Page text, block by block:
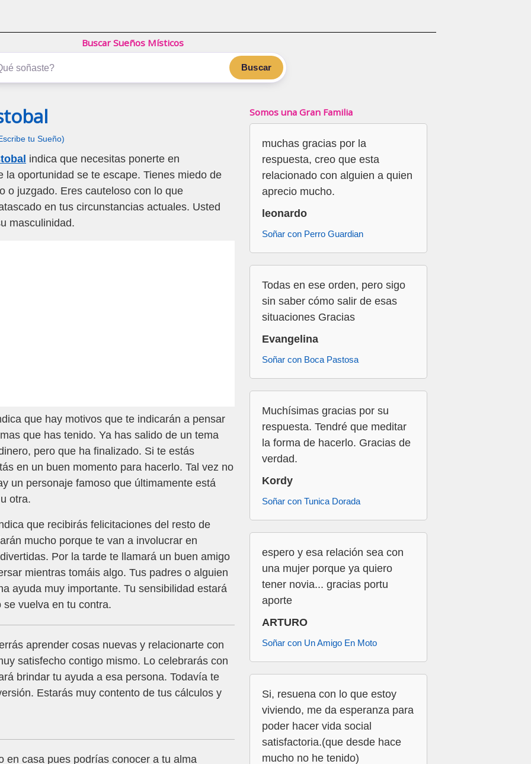
Buscar Sueños Místicos
Buscar
tu Sueño)
indica que necesitas ponerte en
la oportunidad se te escape. Tienes miedo de
o juzgado. Eres cauteloso con lo que
en tus circunstancias actuales. Usted
masculinidad.
que hay motivos que te indicarán a pensar
que has tenido. Ya has salido de un tema
pero que ha finalizado. Si te estás
en un buen momento para hacerlo. Tal vez no
un personaje famoso que últimamente está
otra.
que recibirás felicitaciones del resto de
mucho porque te van a involucrar en
Por la tarde te llamará un buen amigo
mientras tomáis algo. Tus padres o alguien
ayuda muy importante. Tu sensibilidad estará
vuelva en tu contra.
aprender cosas nuevas y relacionarte con
satisfecho contigo mismo. Lo celebrarás con
brindar tu ayuda a esa persona. Todavía te
Estarás muy contento de tus cálculos y
en casa pues podrías conocer a tu alma
Somos una Gran Familia
muchas gracias por la
respuesta, creo que esta
relacionado con alguien a quien
aprecio mucho.
leonardo
Soñar con Perro Guardian
Todas en ese orden, pero sigo
sin saber cómo salir de esas
situaciones Gracias
Evangelina
Soñar con Boca Pastosa
Muchísimas gracias por su
respuesta. Tendré que meditar
la forma de hacerlo. Gracias de
verdad.
Kordy
Soñar con Tunica Dorada
espero y esa relación sea con
una mujer porque ya quiero
tener novia... gracias portu
aporte
ARTURO
Soñar con Un Amigo En Moto
Si, resuena con lo que estoy
viviendo, me da esperanza para
poder hacer vida social
satisfactoria.(que desde hace
mucho no he tenido)